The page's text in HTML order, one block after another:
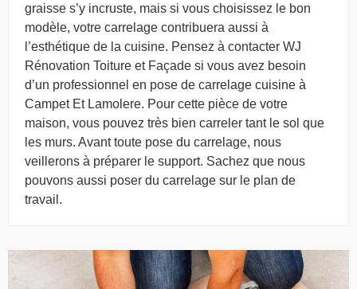
graisse s’y incruste, mais si vous choisissez le bon
modèle, votre carrelage contribuera aussi à
l’esthétique de la cuisine. Pensez à contacter WJ
Rénovation Toiture et Façade si vous avez besoin
d’un professionnel en pose de carrelage cuisine à
Campet Et Lamolere. Pour cette pièce de votre
maison, vous pouvez très bien carreler tant le sol que
les murs. Avant toute pose du carrelage, nous
veillerons à préparer le support. Sachez que nous
pouvons aussi poser du carrelage sur le plan de
travail.